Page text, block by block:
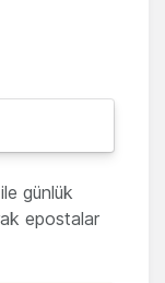
günlük
epostalar